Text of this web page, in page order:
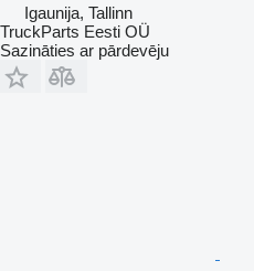
Igaunija, Tallinn
TruckParts Eesti OÜ
Sazināties ar pārdevēju